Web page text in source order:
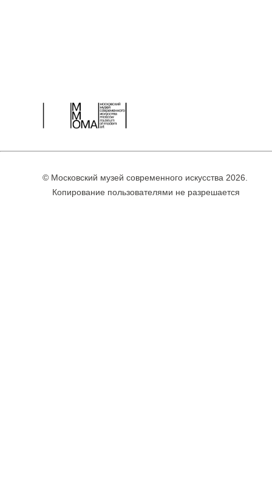
© Московский музей современного искусства 2026.
Копирование пользователями не разрешается